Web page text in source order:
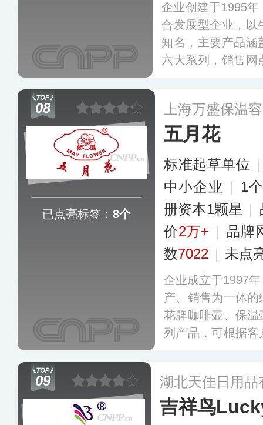
企业创建于1995
合发展型企业，以
知名，主要产品涵
六大系列，销售网
08
已点亮标签： 8个
上海万盛保温
五月花
标准起草单位
中小企业 | 1
册资本1颗星 |
价2万+ | 品牌
数7022 | 未点
企业成立于1997
产、销售为一体
花牌咖啡壶、保
列产品，可根据
09 湖北天佳日用品
吉祥鸟